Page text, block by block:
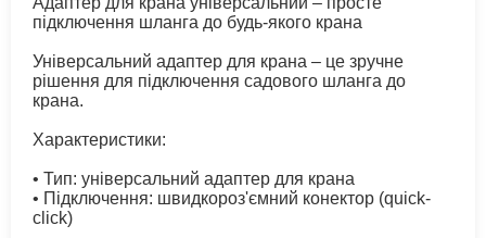
підключення шланга до будь-якого крана
Універсальний адаптер для крана – це зручне
рішення для підключення садового шланга до
крана.
Характеристики:
• Тип: універсальний адаптер для крана
• Підключення: швидкороз'ємний конектор (quick-
click)